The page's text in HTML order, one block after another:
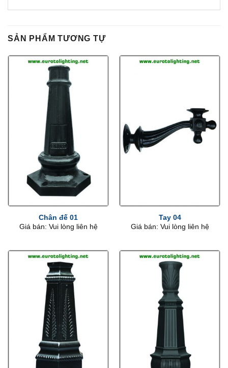
SẢN PHẨM TƯƠNG TỰ
Chân đế 01
Giá bán: Vui lòng liên hệ
Tay 04
Giá bán: Vui lòng liên hệ